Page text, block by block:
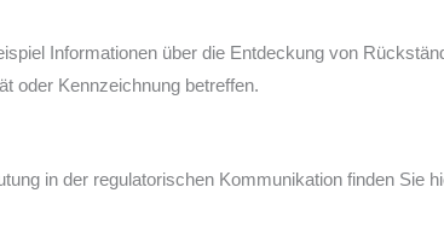
Informationen über die Entdeckung von
oder Kennzeichnung betreffen.
in der regulatorischen Kommunikation finden Sie